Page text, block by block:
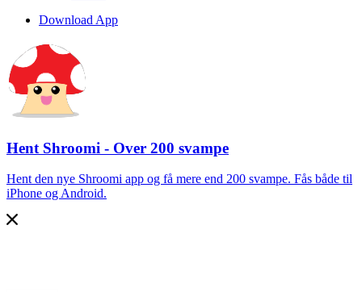
Download App
Hent Shroomi - Over 200 svampe
Hent den nye Shroomi app og få mere end 200 svampe. Fås både til
iPhone og Android.